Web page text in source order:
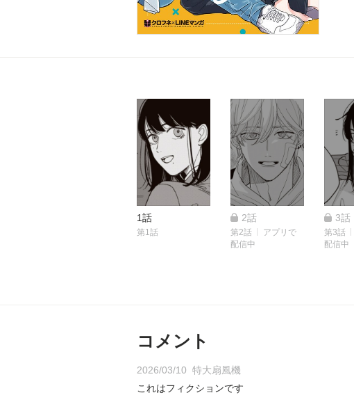
1話
第1話
2話
第2話
アプリで
配信中
3話
第3話
配信中
コメント
2026/03/10 特大扇風機
これはフィクションです